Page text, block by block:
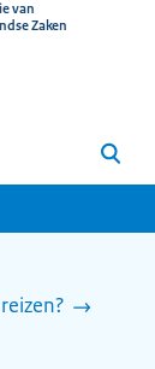
van
Zaken
Zoeken